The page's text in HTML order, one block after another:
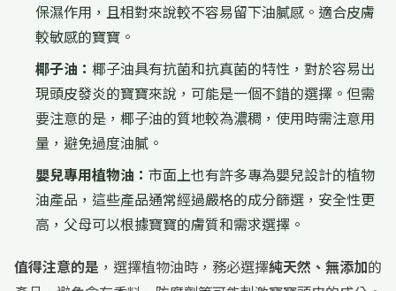
保濕作用，且相對來說較不容易留下油膩感。適合皮膚
較敏感的寶寶。
椰子油： 椰子油具有抗菌和抗真菌的特性，對於容易出
現頭皮發炎的寶寶來說，可能是一個不錯的選擇。但需
要注意的是，椰子油的質地較為濃稠，使用時需注意用
量，避免過度油膩。
嬰兒專用植物油： 市面上也有許多專為嬰兒設計的植物
油產品，這些產品通常經過嚴格的成分篩選，安全性更
高，父母可以根據寶寶的膚質和需求選擇。
值得注意的是 ，選擇植物油時，務必選擇純天然、無添加的